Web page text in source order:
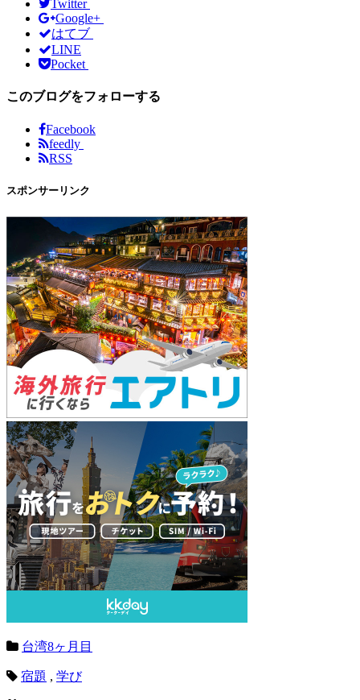
Twitter
Google+
はてブ
LINE
Pocket
このブログをフォローする
Facebook
feedly
RSS
スポンサーリンク
台湾8ヶ月目
宿題 , 学び